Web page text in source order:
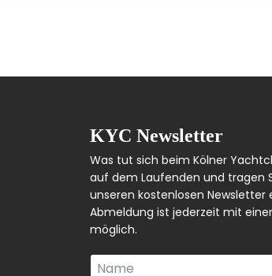
KYC Newsletter
Was tut sich beim Kölner
auf dem Laufenden und tragen
unseren kostenlosen Newsletter
Abmeldung ist jederzeit mit
möglich.